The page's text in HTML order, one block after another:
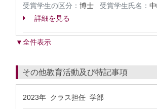
受賞学生の区分： 博士 受賞学生氏名：
詳細を見る
▼全件表示
その他教育活動及び特記事項
2023年 クラス担任 学部